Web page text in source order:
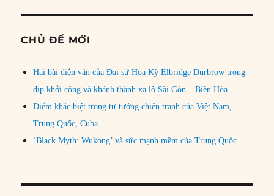
CHỦ ĐỀ MỚI
Hai bài diễn văn của Đại sứ Hoa Kỳ Elbridge Durbrow trong
dịp khởi công và khánh thành xa lộ Sài Gòn – Biên Hòa
Điểm khác biệt trong tư tưởng chiến tranh của Việt Nam,
Trung Quốc, Cuba
‘Black Myth: Wukong’ và sức mạnh mềm của Trung Quốc